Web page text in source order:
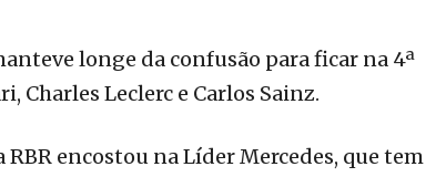
longe da confusão para ficar na 4ª
Charles Leclerc e Carlos Sainz.
encostou na Líder Mercedes, que tem